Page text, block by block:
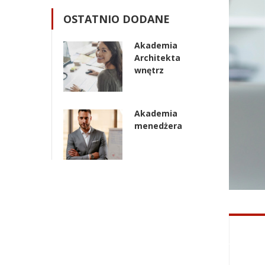
OSTATNIO DODANE
Akademia
Architekta
wnętrz
Akademia
menedżera